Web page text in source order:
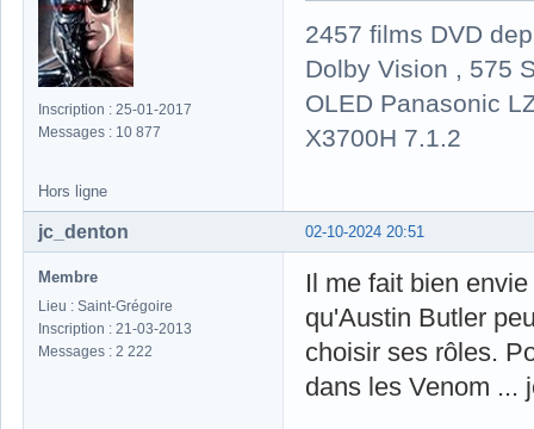
Inscription : 25-01-2017
Messages : 10 877
2457 films DVD
Dolby Vision , 575
OLED Panasonic
X3700H 7.1.2
Hors ligne
02-10-2024 20:51
jc_denton
Membre
Lieu : Saint-Grégoire
Inscription : 21-03-2013
Messages : 2 222
Il me fait bien
qu'Austin Butler
choisir ses rôles.
dans les Venom ...